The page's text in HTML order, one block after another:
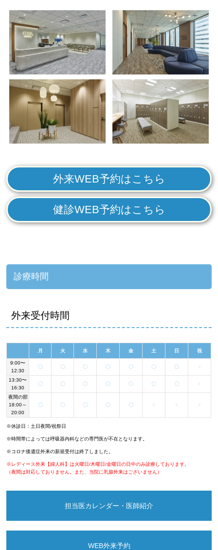
外来WEB予約はこちら
健診WEB予約はこちら
診療時間
外来受付時間
月 火 水 木 金 土 日 祝
9:00〜
12:30
〇 〇 〇 〇 〇 〇 〇
13:30〜
16:30
〇 〇 〇 〇 〇 〇 〇
夜間の部
18:00～
20:00
〇 〇 〇 〇 〇
※休診日：土日夜間/祝祭日
※時間帯によっては呼吸器内科などの専門医が不在となります。
※コロナ後遺症外来の新規受付は終了しました。
※レディース外来【婦人科】は火曜日/木曜日/金曜日の日中のみ診療しております。
（夜間は対応しておりません。また、当院に乳腺外来はございません）
担当医カレンダー・医師紹介
WEB外来予約